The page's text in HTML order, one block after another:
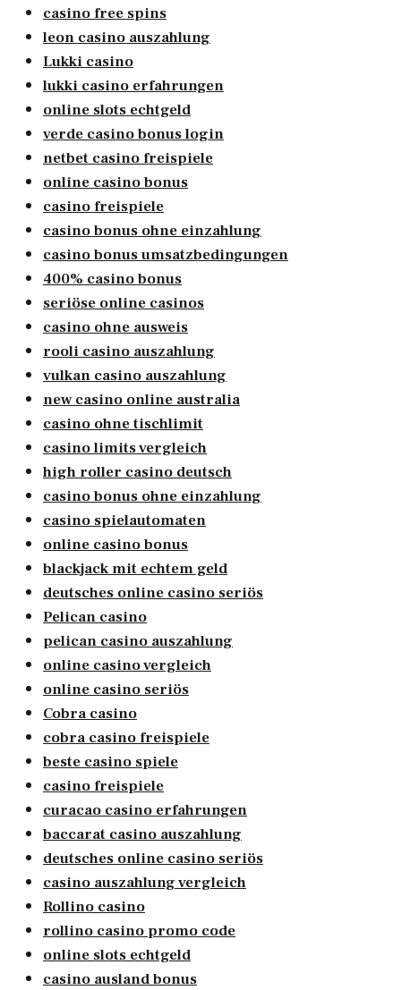
casino free spins
leon casino auszahlung
Lukki casino
lukki casino erfahrungen
online slots echtgeld
verde casino bonus login
netbet casino freispiele
online casino bonus
casino freispiele
casino bonus ohne einzahlung
casino bonus umsatzbedingungen
400% casino bonus
seriöse online casinos
casino ohne ausweis
rooli casino auszahlung
vulkan casino auszahlung
new casino online australia
casino ohne tischlimit
casino limits vergleich
high roller casino deutsch
casino bonus ohne einzahlung
casino spielautomaten
online casino bonus
blackjack mit echtem geld
deutsches online casino seriös
Pelican casino
pelican casino auszahlung
online casino vergleich
online casino seriös
Cobra casino
cobra casino freispiele
beste casino spiele
casino freispiele
curacao casino erfahrungen
baccarat casino auszahlung
deutsches online casino seriös
casino auszahlung vergleich
Rollino casino
rollino casino promo code
online slots echtgeld
casino ausland bonus